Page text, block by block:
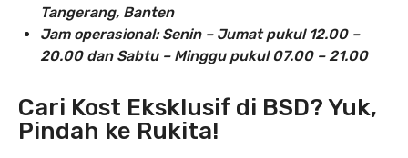
Tangerang, Banten
Jam operasional: Senin – Jumat pukul 12.00 –
20.00 dan Sabtu – Minggu pukul 07.00 – 21.00
Cari Kost Eksklusif di BSD? Yuk,
Pindah ke Rukita!